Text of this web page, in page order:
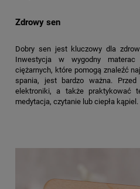
Zdrowy sen
Dobry sen jest kluczowy dla
Inwestycja w wygodny
ciężarnych, które pomogą znaleźć
spania, jest bardzo ważna.
elektroniki, a także praktykować
medytacja, czytanie lub ciepła kąpiel.